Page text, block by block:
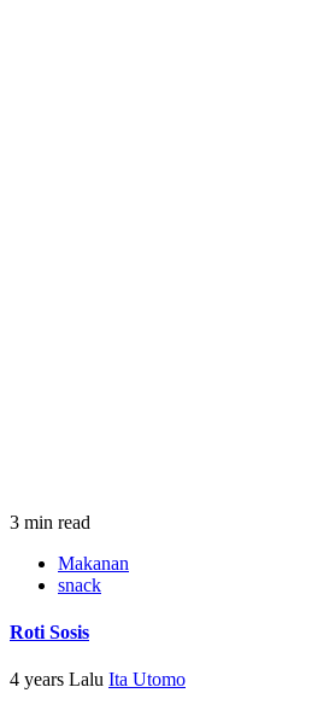
3 min read
Makanan
snack
Roti Sosis
4 years Lalu Ita Utomo